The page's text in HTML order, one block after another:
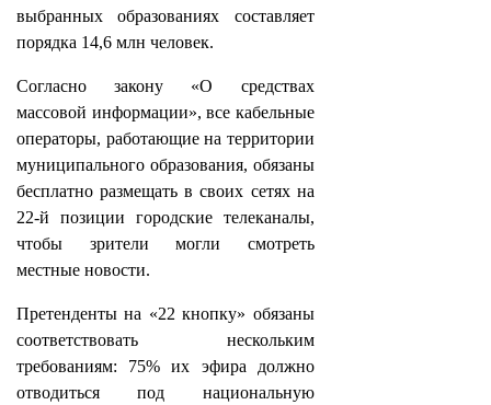
выбранных образованиях составляет
порядка 14,6 млн человек.
Согласно закону «О средствах
массовой информации», все кабельные
операторы, работающие на территории
муниципального образования, обязаны
бесплатно размещать в своих сетях на
22-й позиции городские телеканалы,
чтобы зрители могли смотреть
местные новости.
Претенденты на «22 кнопку» обязаны
соответствовать нескольким
требованиям: 75% их эфира должно
отводиться под национальную